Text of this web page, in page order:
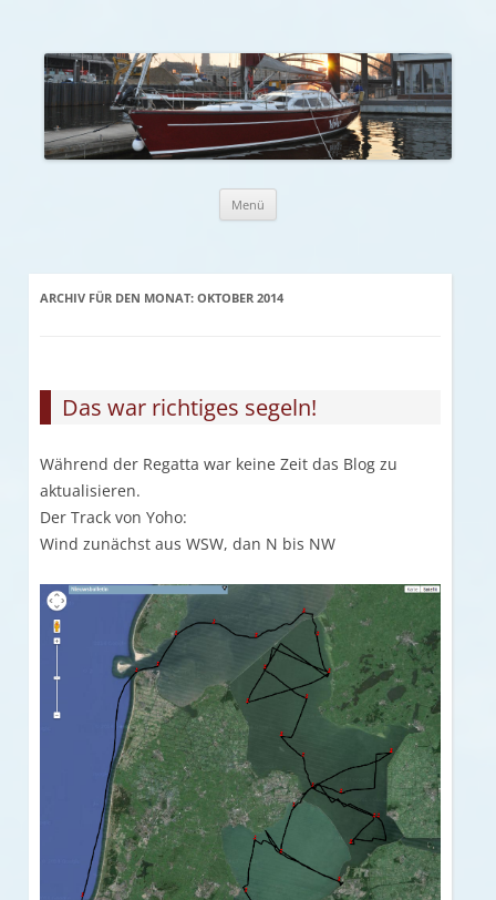
Menü
ARCHIV FÜR DEN MONAT: OKTOBER 2014
Das war richtiges segeln!
Während der Regatta war keine Zeit das Blog zu
aktualisieren.
Der Track von Yoho:
Wind zunächst aus WSW, dan N bis NW